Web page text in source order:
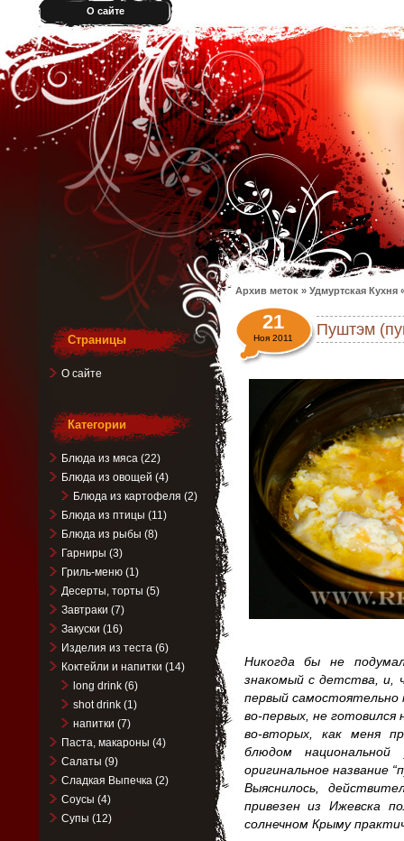
О сайте
Архив меток » Удмуртская Кухня
Пуштэм
21
Ноя 2011
Никогда бы не
знакомый с детства, и,
первый самостоятельно
во-первых, не готовился
во-вторых, как меня
блюдом
оригинальное название
Выяснилось,
привезен из Ижевска
солнечном Крыму
Страницы
О сайте
Категории
Блюда из мяса(22)
Блюда из овощей (4)
Блюда из картофеля (2)
Блюда из птицы (11)
Блюда из рыбы (8)
Гарниры (3)
Гриль-меню(1)
Десерты, торты (5)
Завтраки (7)
Закуски (16)
Изделия из теста(6)
Коктейли и напитки (14)
long drink(6)
shot drink(1)
напитки (7)
Паста, макароны (4)
Салаты (9)
Сладкая Выпечка(2)
Соусы (4)
Супы (12)